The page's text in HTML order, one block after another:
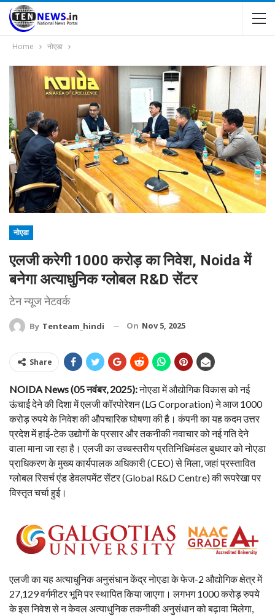
Home नोएडा
नोएडा
एलजी करेगी 1000 करोड़ का निवेश, Noida में
बनेगा अत्याधुनिक ग्लोबल R&D सेंटर
टेन न्यूज नेटवर्क
By Tenteam_hindi On Nov 5, 2025
Share
NOIDA News (05 नवंबर, 2025):नोएडा में औद्योगिक विकास को नई
ऊंचाई देने की दिशा में एलजी कॉरपोरेशन (LG Corporation) ने आज 1000
करोड़ रुपये के निवेश की औपचारिक घोषणा की है। कंपनी का यह कदम उत्तर
प्रदेश में हाई-टेक उद्योगों के प्रसार और तकनीकी नवाचार को नई गति देने
वाला माना जा रहा है। एलजी का उच्चस्तरीय प्रतिनिधिमंडल बुधवार को नोएडा
प्राधिकरण के मुख्य कार्यपालक अधिकारी (CEO) से मिला, जहां प्रस्तावित
ग्लोबल रिसर्च एंड डेवलपमेंट सेंटर (Global R&D Centre) की रूपरेखा पर
विस्तृत चर्चा हुई।
एलजी का यह अत्याधुनिक अनुसंधान केंद्र नोएडा के फेज-2 औद्योगिक क्षेत्र में
27,129 वर्गमीटर भूमि पर स्थापित किया जाएगा। लगभग 1000 करोड़ रुपये
के इस निवेश से न केवल अत्याधुनिक तकनीकी अनुसंधान को बढ़ावा मिलेगा,